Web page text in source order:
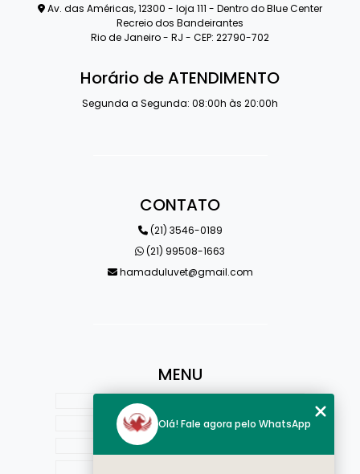
Av. das Américas, 12300 - loja 111 - Dentro do Blue Center
Recreio dos Bandeirantes
Rio de Janeiro - RJ - CEP: 22790-702
Horário de ATENDIMENTO
Segunda a Segunda: 08:00h às 20:00h
CONTATO
(21) 3546-0189
(21) 99508-1663
hamaduluvet@gmail.com
MENU
QUEM SOMOS
Olá! Fale agora pelo WhatsApp